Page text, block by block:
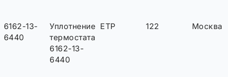
6162-13-
6440
Уплотнение
термостата
6162-13-
6440
ETP 122 Москва